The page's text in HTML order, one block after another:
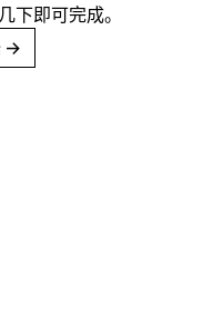
即可完成。
→